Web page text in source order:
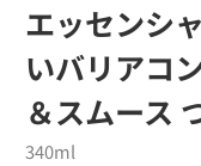
エッセンシ
いバリアコ
＆スムース
340ml